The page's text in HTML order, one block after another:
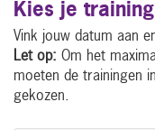
Kies je
Vink jouw datum aan
Let op: Om het
moeten de trainingen
gekozen.